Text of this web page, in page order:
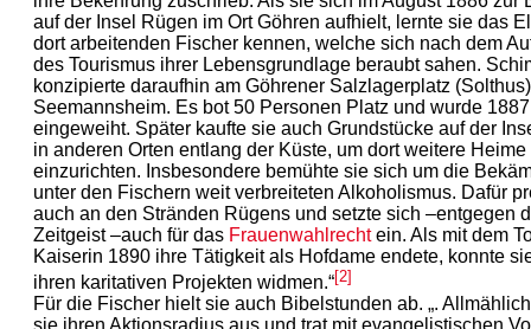
auf der Insel Rügen im Ort Göhren aufhielt, lernte sie das
dort arbeitenden Fischer kennen, welche sich nach dem
des Tourismus ihrer Lebensgrundlage beraubt sahen.
konzipierte daraufhin am Göhrener Salzlagerplatz
Seemannsheim. Es bot 50 Personen Platz und wurde 1887
eingeweiht. Später kaufte sie auch Grundstücke auf der
in anderen Orten entlang der Küste, um dort weitere Heime
einzurichten. Insbesondere bemühte sie sich um die
unter den Fischern weit verbreiteten Alkoholismus. Dafür
auch an den Stränden Rügens und setzte sich –entgegen
Zeitgeist –auch für das Frauenwahlrechtein. Als mit dem
Kaiserin 1890 ihre Tätigkeit als Hofdame endete, konnte
ihren karitativen Projekten widmen.“[2]
Für die Fischer hielt sie auch Bibelstunden ab. „.